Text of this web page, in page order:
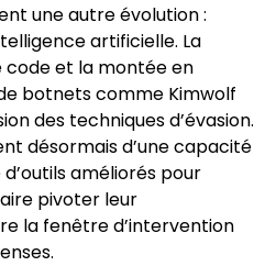
une autre évolution :
artificielle. La
code et la montée en
botnets comme Kimwolf
des techniques d’évasion.
désormais d’une capacité
améliorés pour
pivoter leur
la fenêtre d’intervention